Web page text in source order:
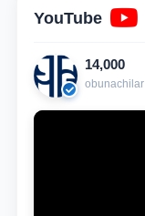
YouTube
14,000
obunachilar